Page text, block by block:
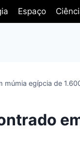
Espaço
múmia egípcia de